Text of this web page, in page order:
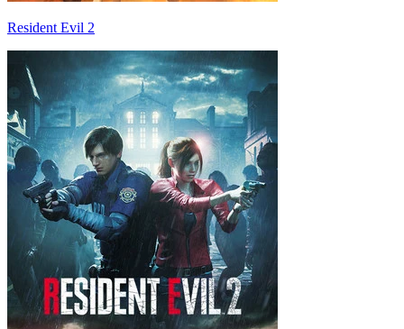
Resident Evil 2